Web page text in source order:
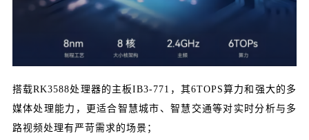
搭载RK3588处理器的主板IB3-771，其6TOPS算力和强大的多
媒体处理能力，更适合智慧城市、智慧交通等对实时分析与多
路视频处理有严苛需求的场景；